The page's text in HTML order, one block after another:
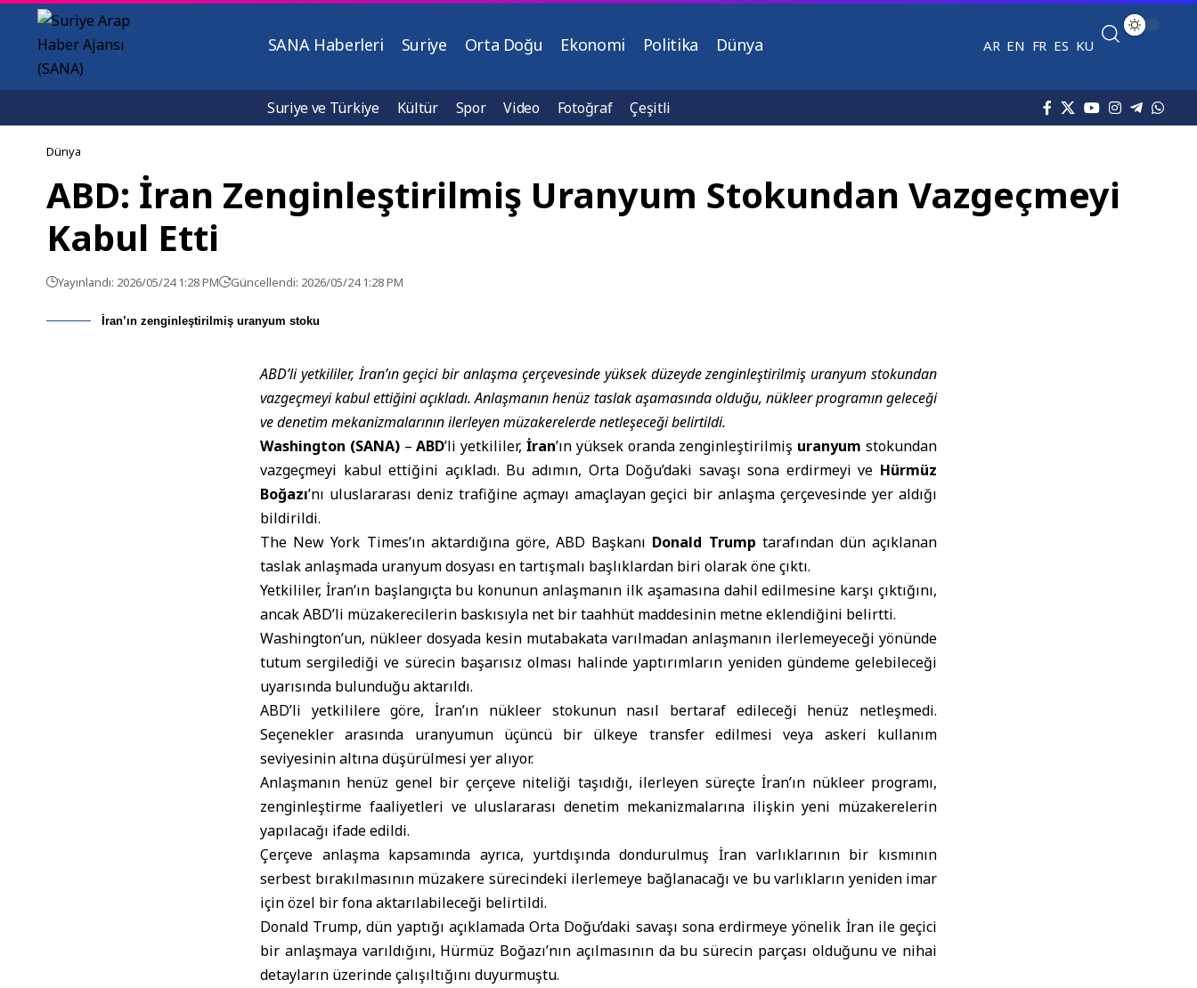
SANA Haberleri Suriye Orta Doğu Ekonomi Politika Dünya AR EN FR ES KU
Suriye ve Türkiye Kültür Spor Video Fotoğraf Çeşitli
Dünya
ABD: İran Zenginleştirilmiş Uranyum Stokundan Vazgeçmeyi
Kabul Etti
Yayınlandı: 2026/05/24 1:28 PM Güncellendi: 2026/05/24 1:28 PM
İran’ın zenginleştirilmiş uranyum stoku
ABD’li yetkililer, İran’ın geçici bir anlaşma çerçevesinde yüksek düzeyde zenginleştirilmiş uranyum stokundan
vazgeçmeyi kabul ettiğini açıkladı. Anlaşmanın henüz taslak aşamasında olduğu, nükleer programın geleceği
ve denetim mekanizmalarının ilerleyen müzakerelerde netleşeceği belirtildi.
Washington (SANA)–ABD’li yetkililer,İran’ın yüksek oranda zenginleştirilmiş uranyum stokundan
vazgeçmeyi kabul ettiğini açıkladı. Bu adımın, Orta Doğu’daki savaşı sona erdirmeyi ve Hürmüz
Boğazı’nı uluslararası deniz trafiğine açmayı amaçlayan geçici bir anlaşma çerçevesinde yer aldığı
bildirildi.
The New York Times’ın aktardığına göre, ABD Başkanı Donald Trump tarafından dün açıklanan
taslak anlaşmada uranyum dosyası en tartışmalı başlıklardan biri olarak öne çıktı.
Yetkililer, İran’ın başlangıçta bu konunun anlaşmanın ilk aşamasına dahil edilmesine karşı çıktığını,
ancak ABD’li müzakerecilerin baskısıyla net bir taahhüt maddesinin metne eklendiğini belirtti.
Washington’un, nükleer dosyada kesin mutabakata varılmadan anlaşmanın ilerlemeyeceği yönünde
tutum sergilediği ve sürecin başarısız olması halinde yaptırımların yeniden gündeme gelebileceği
uyarısında bulunduğu aktarıldı.
ABD’li yetkililere göre, İran’ın nükleer stokunun nasıl bertaraf edileceği henüz netleşmedi.
Seçenekler arasında uranyumun üçüncü bir ülkeye transfer edilmesi veya askeri kullanım
seviyesinin altına düşürülmesi yer alıyor.
Anlaşmanın henüz genel bir çerçeve niteliği taşıdığı, ilerleyen süreçte İran’ın nükleer programı,
zenginleştirme faaliyetleri ve uluslararası denetim mekanizmalarına ilişkin yeni müzakerelerin
yapılacağı ifade edildi.
Çerçeve anlaşma kapsamında ayrıca, yurtdışında dondurulmuş İran varlıklarının bir kısmının
serbest bırakılmasının müzakere sürecindeki ilerlemeye bağlanacağı ve bu varlıkların yeniden imar
için özel bir fona aktarılabileceği belirtildi.
Donald Trump, dün yaptığı açıklamada Orta Doğu’daki savaşı sona erdirmeye yönelik İran ile geçici
bir anlaşmaya varıldığını, Hürmüz Boğazı’nın açılmasının da bu sürecin parçası olduğunu ve nihai
detayların üzerinde çalışıltığını duyurmuştu.